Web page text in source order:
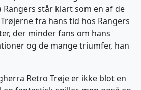
står klart som en af de
fra hans tid hos Rangers
der minder fans om hans
og de mange triumfer, han
Retro Trøje er ikke blot en